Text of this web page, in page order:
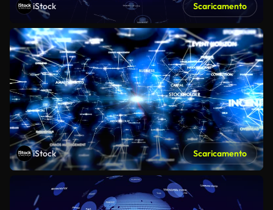
iStock Scaricamento
iStock Scaricamento